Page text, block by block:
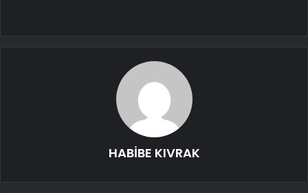
HABİBE KIVRAK